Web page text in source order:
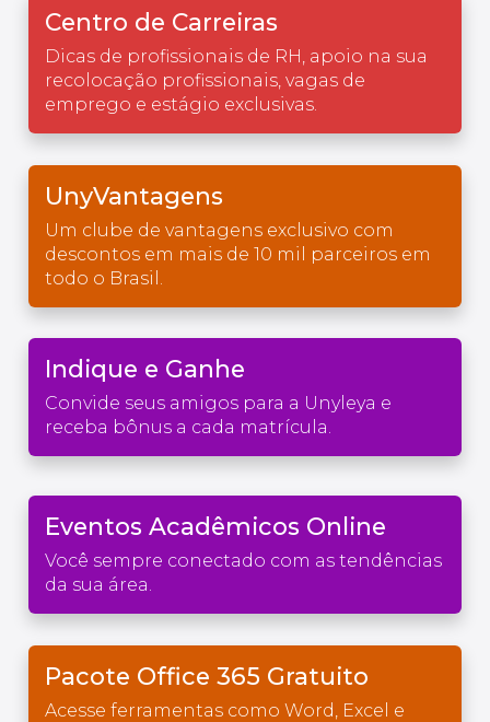
Centro de Carreiras
Dicas de profissionais de RH, apoio na sua
recolocação profissionais, vagas de
emprego e estágio exclusivas.
UnyVantagens
Um clube de vantagens exclusivo com
descontos em mais de 10 mil parceiros em
todo o Brasil.
Indique e Ganhe
Convide seus amigos para a Unyleya e
receba bônus a cada matrícula.
Eventos Acadêmicos Online
Você sempre conectado com as tendências
da sua área.
Pacote Office 365 Gratuito
Acesse ferramentas como Word, Excel e